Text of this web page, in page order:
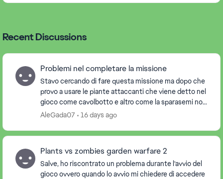
Recent Discussions
Problemi nel completare la missione
Stavo cercando di fare questa missione ma dopo che
provo a usare le piante attaccanti che viene detto nel
gioco come cavolbotto e altro come la sparasemi non
conta ancora la missione.Per favore siste...
AleGada07 16 days ago
Plants vs zombies garden warfare 2
Salve, ho riscontrato un problema durante l'avvio del
gioco ovvero quando lo avvio mi chiedere di accedere